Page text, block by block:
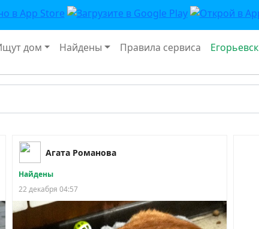
дом Найдены Правила сервиса Егорьевск
Агата Романова
Найдены
22 декабря 04:57